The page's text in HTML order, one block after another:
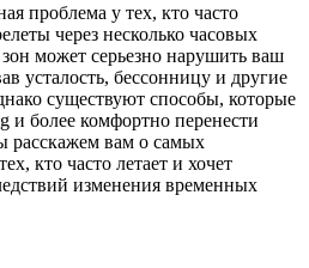
проблема у тех, кто часто
через несколько часовых
может серьезно нарушить ваш
усталость, бессонницу и другие
существуют способы, которые
и более комфортно перенести
расскажем вам о самых
кто часто летает и хочет
изменения временных